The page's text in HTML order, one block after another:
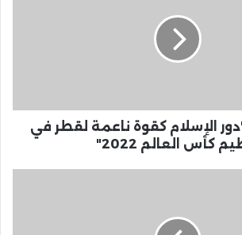
الإسلام كقوة ناعمة لقطر في
كأس العالم 2022"